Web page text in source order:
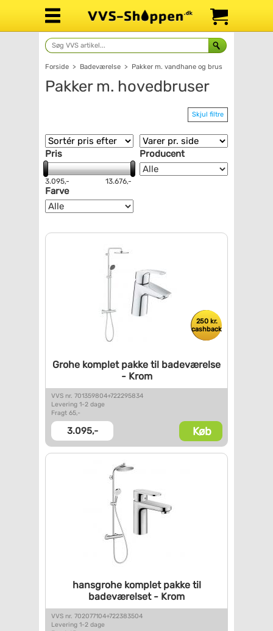
Forside > Badeværelse > Pakker m. vandhane og brus
Pakker m. hovedbruser
Skjul filtre
Pris
3.095,- 13.676,-
Producent
Farve
250 kr.
cashback
Grohe komplet pakke til badeværelse
- Krom
VVS nr. 701359804+722295834
Levering 1-2 dage
Fragt 65,-
3.095,- Køb
hansgrohe komplet pakke til
badeværelset - Krom
VVS nr. 702077104+722383504
Levering 1-2 dage